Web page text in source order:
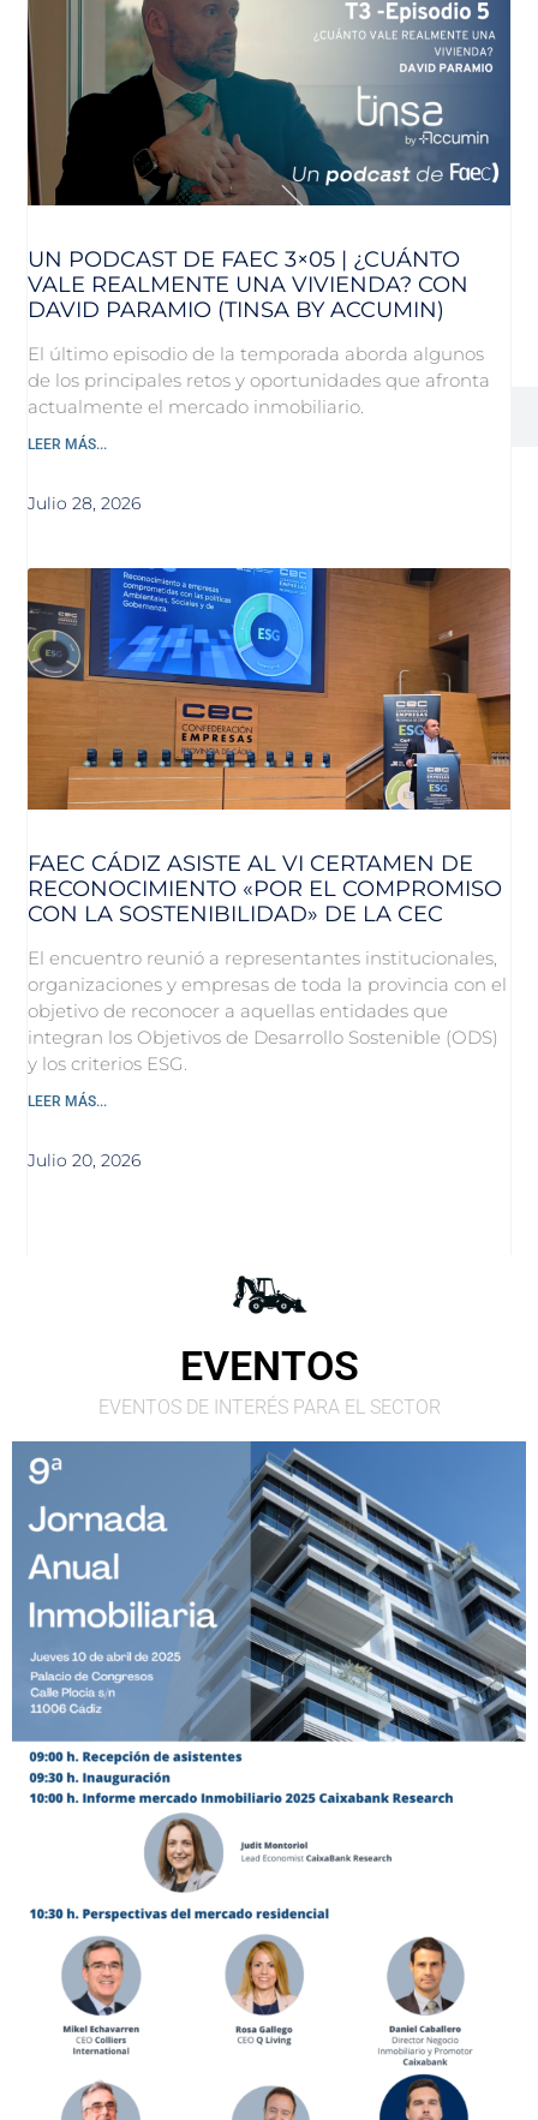
UN PODCAST DE FAEC 3×05 | ¿CUÁNTO
VALE REALMENTE UNA VIVIENDA? CON
DAVID PARAMIO (TINSA BY ACCUMIN)
El último episodio de la temporada aborda algunos
de los principales retos y oportunidades que afronta
actualmente el mercado inmobiliario.
LEER MÁS...
Julio 28, 2026
FAEC CÁDIZ ASISTE AL VI CERTAMEN DE
RECONOCIMIENTO «POR EL COMPROMISO
CON LA SOSTENIBILIDAD» DE LA CEC
El encuentro reunió a representantes institucionales,
organizaciones y empresas de toda la provincia con el
objetivo de reconocer a aquellas entidades que
integran los Objetivos de Desarrollo Sostenible (ODS)
y los criterios ESG.
LEER MÁS...
Julio 20, 2026
EVENTOS
EVENTOS DE INTERÉS PARA EL SECTOR